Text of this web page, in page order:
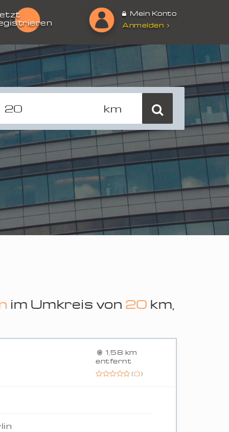
Mein Konto
Anmelden
im Umkreis von 20 km,
1,58 km
entfernt
(0)